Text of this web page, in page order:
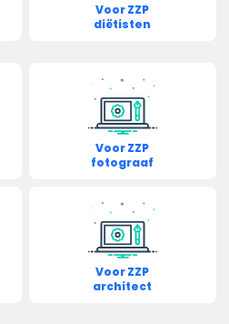
Voor ZZP
diëtisten
Voor ZZP
fotograaf
Voor ZZP
architect